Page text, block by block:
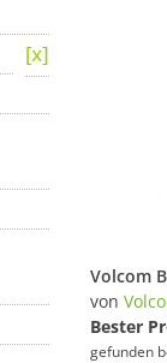
von
Bester
gefunden